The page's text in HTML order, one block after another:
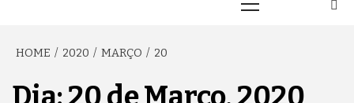
HOME 2020 MARÇO 20